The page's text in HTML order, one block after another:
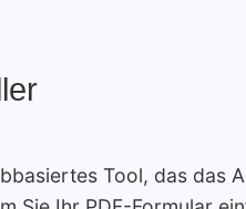
Tool, das das